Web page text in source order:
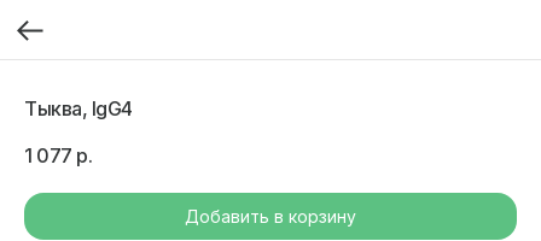
Тыква, IgG4
1 077 р.
Добавить в корзину